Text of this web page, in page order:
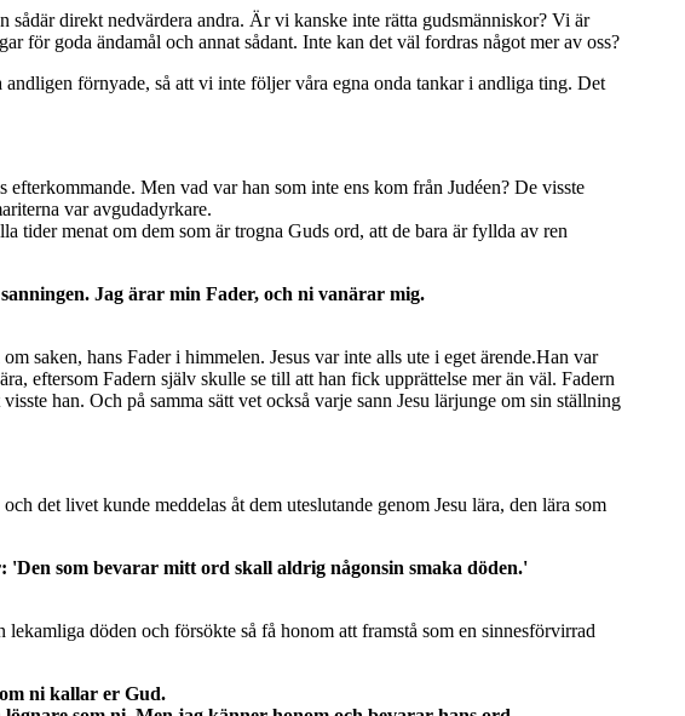
direkt nedvärdera andra. Är vi kanske inte rätta gudsmänniskor? Vi är
goda ändamål och annat sådant. Inte kan det väl fordras något mer av oss?
förnyade, så att vi inte följer våra egna onda tankar i andliga ting. Det
Men vad var han som inte ens kom från Judéen? De visste
var avgudadyrkare.
tider menat om dem som är trogna Guds ord, att de bara är fyllda av ren
Jag ärar min Fader, och ni vanärar mig.
saken, hans Fader i himmelen. Jesus var inte alls ute i eget ärende.Han var
eftersom Fadern själv skulle se till att han fick upprättelse mer än väl. Fadern
han. Och på samma sätt vet också varje sann Jesu lärjunge om sin ställning
det livet kunde meddelas åt dem uteslutande genom Jesu lära, den lära som
som bevarar mitt ord skall aldrig någonsin smaka döden.'
döden och försökte så få honom att framstå som en sinnesförvirrad
ni kallar er Gud.